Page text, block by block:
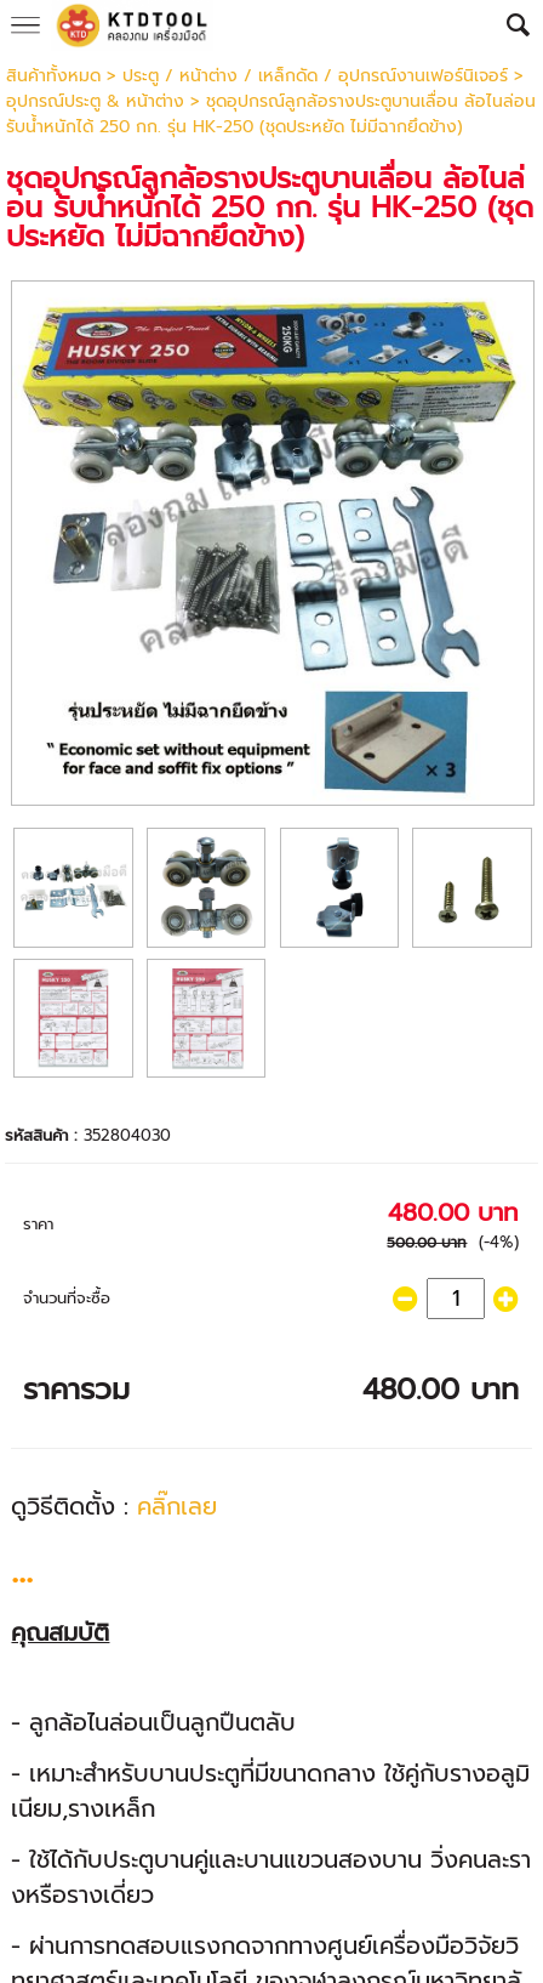
สินค้าทั้งหมด> ประตู / หน้าต่าง / เหล็กดัด / อุปกรณ์งานเฟอร์นิเจอร์>
อุปกรณ์ประตู & หน้าต่าง > ชุดอุปกรณ์ลูกล้อรางประตูบานเลื่อน ล้อไนล่อน
รับน้ำหนักได้ 250 กก. รุ่น HK-250 (ชุดประหยัด ไม่มีฉากยึดข้าง)
ชุดอุปกรณ์ลูกล้อรางประตูบานเลื่อน ล้อไนล่
อน รับน้ำหนักได้ 250 กก. รุ่น HK-250 (ชุด
ประหยัด ไม่มีฉากยึดข้าง)
รหัสสินค้า :352804030
ราคา 480.00 บาท
500.00 บาท (-4%)
จำนวนที่จะซื้อ
ราคารวม 480.00 บาท
ดูวิธีติดตั้ง : คลิ๊กเลย
...
คุณสมบัติ
- ลูกล้อไนล่อนเป็นลูกปืนตลับ
- เหมาะสำหรับบานประตูที่มีขนาดกลาง ใช้คู่กับรางอลูมิ
เนียม,รางเหล็ก
- ใช้ได้กับประตูบานคู่และบานแขวนสองบาน วิ่งคนละรา
งหรือรางเดี่ยว
- ผ่านการทดสอบแรงกดจากทางศูนย์เครื่องมือวิจัยวิ